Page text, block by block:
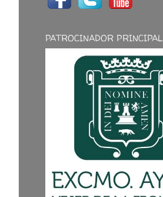
PATROCINADOR PRINCIPAL